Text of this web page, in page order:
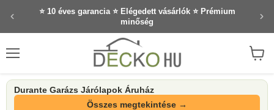
⭐ 10 éves garancia ⭐ Elégedett vásárlók ⭐ Prémium
minőség
Durante Garázs Járólapok Áruház
Összes megtekintése →